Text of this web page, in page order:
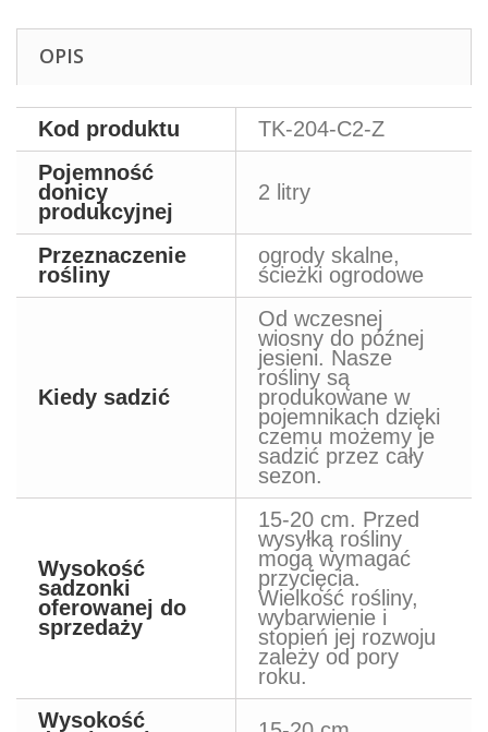
OPIS
Kod produktu
TK-204-C2-Z
Pojemność
donicy
produkcyjnej
2 litry
Przeznaczenie
rośliny
ogrody skalne,
ścieżki ogrodowe
Kiedy sadzić
Od wczesnej
wiosny do późnej
jesieni. Nasze
rośliny są
produkowane w
pojemnikach dzięki
czemu możemy je
sadzić przez cały
sezon.
Wysokość
sadzonki
oferowanej do
sprzedaży
15-20 cm. Przed
wysyłką rośliny
mogą wymagać
przycięcia.
Wielkość rośliny,
wybarwienie i
stopień jej rozwoju
zależy od pory
roku.
Wysokość